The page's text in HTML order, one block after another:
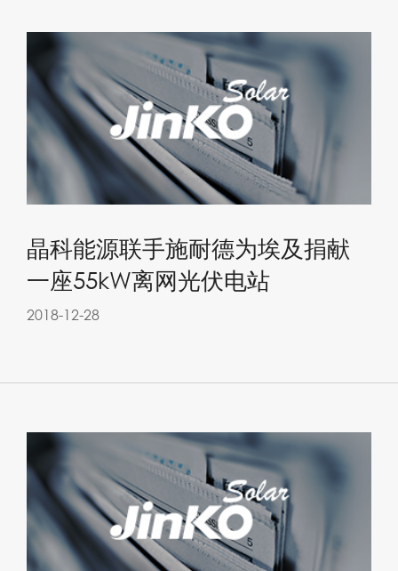
晶科能源联手施耐德为埃及捐献
一座55kW离网光伏电站
2018-12-28